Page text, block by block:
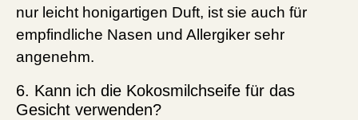
nur leicht honigartigen Duft, ist sie auch für
empfindliche Nasen und Allergiker sehr
angenehm.
6. Kann ich die Kokosmilchseife für das
Gesicht verwenden?